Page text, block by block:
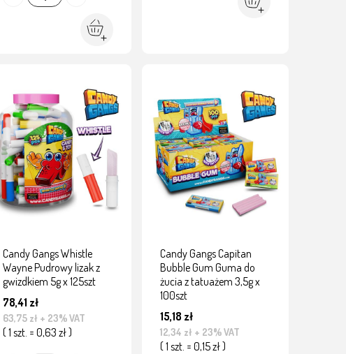
Candy Gangs Whistle
Wayne Pudrowy lizak z
gwizdkiem 5g x 125szt
78,41 zł
63,75 zł + 23% VAT
( 1 szt. = 0,63 zł )
Candy Gangs Capitan
Bubble Gum Guma do
żucia z tatuażem 3,5g x
100szt
15,18 zł
12,34 zł + 23% VAT
( 1 szt. = 0,15 zł )